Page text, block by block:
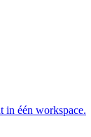
in één workspace.